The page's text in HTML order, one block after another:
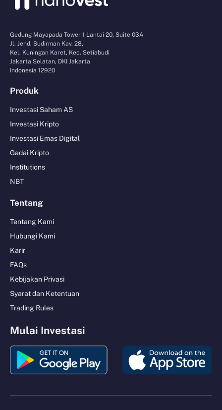
Gedung Mayapada Tower 1 Lantai 20, Suite 03A
Jl. Jend. Sudirman Kav. 28,
Kel. Kuningan Karet, Kec. Setiabudi
Jakarta Selatan, DKI Jakarta
Indonesia 12920
Produk
Investasi Saham AS
Investasi Kripto
Investasi Emas Digital
Gadai Kripto
Institutions
NBT
Tentang
Tentang Kami
Hubungi Kami
Karir
FAQs
Kebijakan Privasi
Syarat dan Ketentuan
Trading Rules
Mulai Investasi